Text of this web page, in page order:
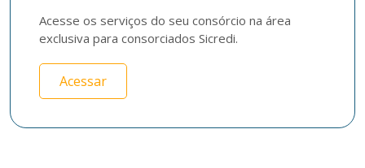
Acesse os serviços do seu consórcio na área
exclusiva para consorciados Sicredi.
Acessar